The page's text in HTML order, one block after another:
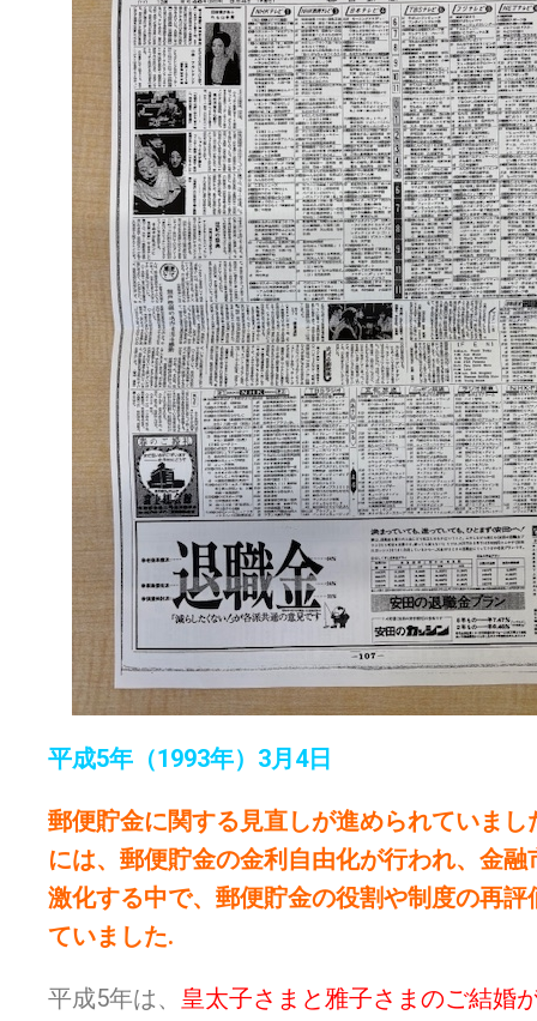
平成5年（1993年）3月4日
郵便貯金に関する見直しが進められていまし
には、郵便貯金の金利自由化が行われ、金融
激化する中で、郵便貯金の役割や制度の再評
ていました.
平成5年は、 皇太子さまと雅子さまのご結婚